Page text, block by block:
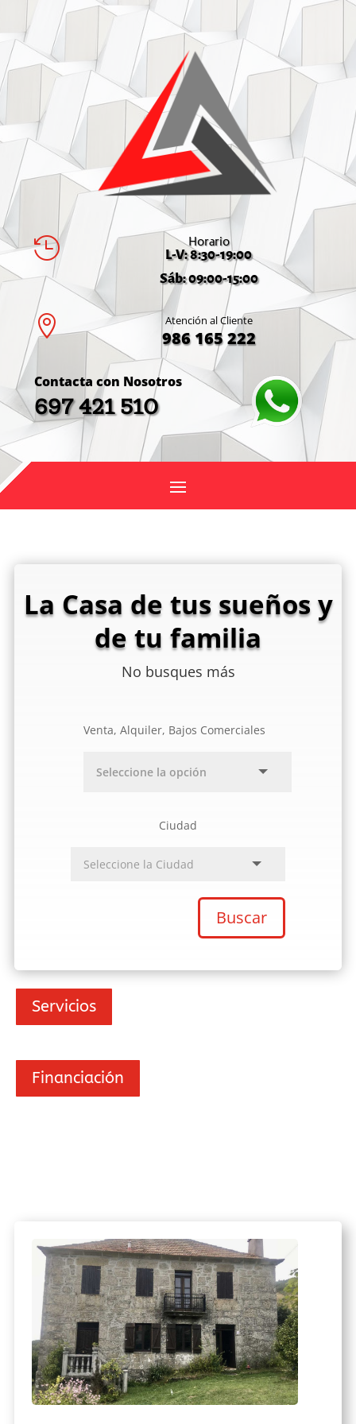
 Horario
L-V: 8:30-19:00
Sáb: 09:00-15:00
 Atención al Cliente
986 165 222
Contacta con Nosotros
697 421 510
La Casa de tus sueños y
de tu familia
No busques más
Venta, Alquiler, Bajos Comerciales
Ciudad
Buscar
Servicios
Financiación